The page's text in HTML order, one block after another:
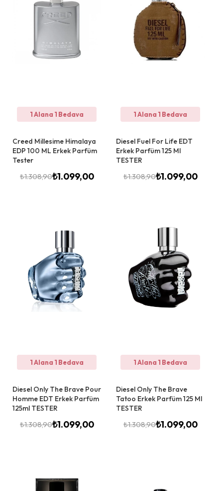
1 Alana 1 Bedava
Creed Millesime Himalaya
EDP 100 ML Erkek Parfüm
Tester
₺1.308,90₺1.099,00
1 Alana 1 Bedava
Diesel Fuel For Life EDT
Erkek Parfüm 125 Ml
TESTER
₺1.308,90₺1.099,00
1 Alana 1 Bedava
Diesel Only The Brave Pour
Homme EDT Erkek Parfüm
125ml TESTER
₺1.308,90₺1.099,00
1 Alana 1 Bedava
Diesel Only The Brave
Tatoo Erkek Parfüm 125 Ml
TESTER
₺1.308,90₺1.099,00